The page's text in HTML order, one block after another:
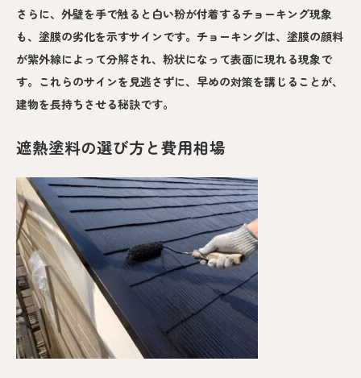
さらに、外壁を手で触ると白い粉が付着するチョーキング現象
も、塗膜の劣化を示すサインです。チョーキングは、塗膜の顔料
が紫外線によって分解され、粉状になって表面に現れる現象で
す。これらのサインを見逃さずに、早めの対策を講じることが、
建物を長持ちさせる秘訣です。
遮熱塗料の選び方と費用相場